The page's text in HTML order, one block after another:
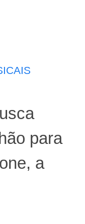
para
a